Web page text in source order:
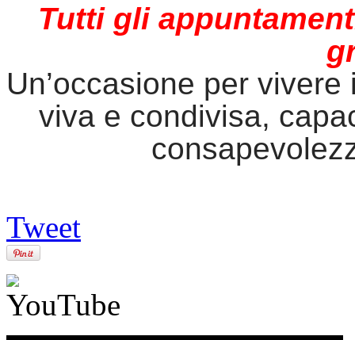
Tutti gli
Un’occasione per
viva e condivisa,
Tweet